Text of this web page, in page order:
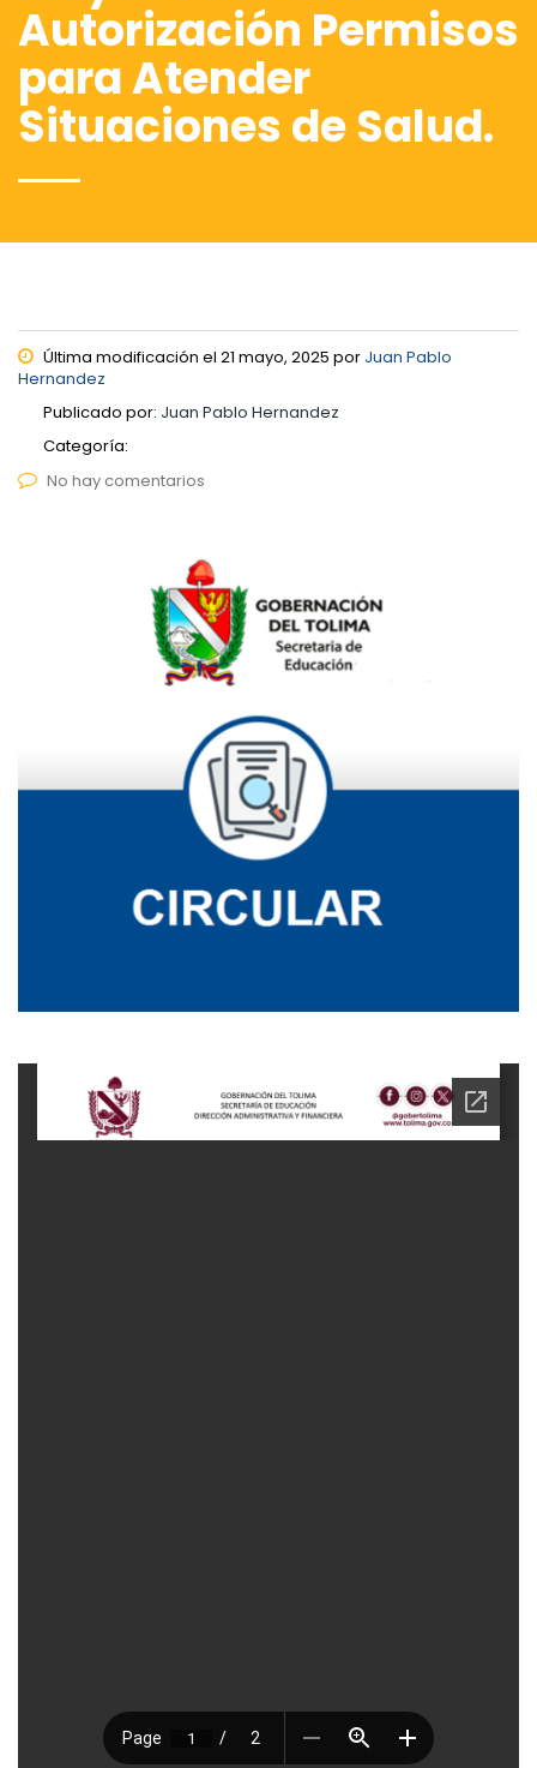
Autorización Permisos
para Atender
Situaciones de Salud.
Última modificación el 21 mayo, 2025 por Juan Pablo
Hernandez
Publicado por: Juan Pablo Hernandez
Categoría:
No hay comentarios